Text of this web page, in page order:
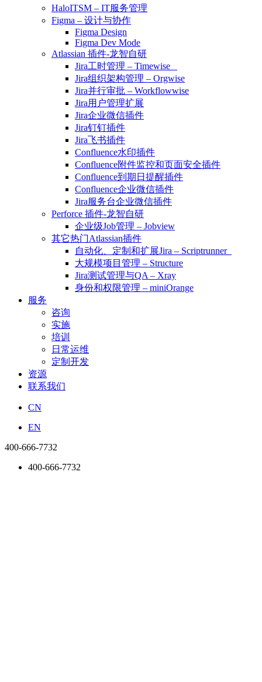
HaloITSM – IT服务管理
Figma – 设计与协作
Figma Design
Figma Dev Mode
Atlassian 插件-龙智自研
Jira工时管理 – Timewise
Jira组织架构管理 – Orgwise
Jira并行审批 – Workflowwise
Jira用户管理扩展
Jira企业微信插件
Jira钉钉插件
Jira飞书插件
Confluence水印插件
Confluence附件监控和页面安全插件
Confluence到期日提醒插件
Confluence企业微信插件
Jira服务台企业微信插件
Perforce 插件-龙智自研
企业级Job管理 – Jobview
其它热门Atlassian插件
自动化、定制和扩展Jira – Scriptrunner
大规模项目管理 – Structure
Jira测试管理与QA – Xray
身份和权限管理 – miniOrange
服务
咨询
实施
培训
日常运维
定制开发
资源
联系我们
CN
EN
400-666-7732
400-666-7732